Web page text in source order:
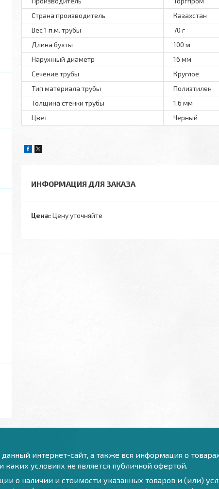
Страна производитель
Казахстан
Вес 1 п.м. трубы
70 г
Длина бухты
100 м
Наружный диаметр
16 мм
Сечение трубы
Круглое
Тип материала трубы
Полиэтилен
Толщина стенки трубы
1.6 мм
Цвет
Черный
ИНФОРМАЦИЯ ДЛЯ ЗАКАЗА
Цена: Цену уточняйте
интернет-сайт, а также вся информация о
условиях не является публичной офертой.
о наличии и стоимости указанных товаров и (или)